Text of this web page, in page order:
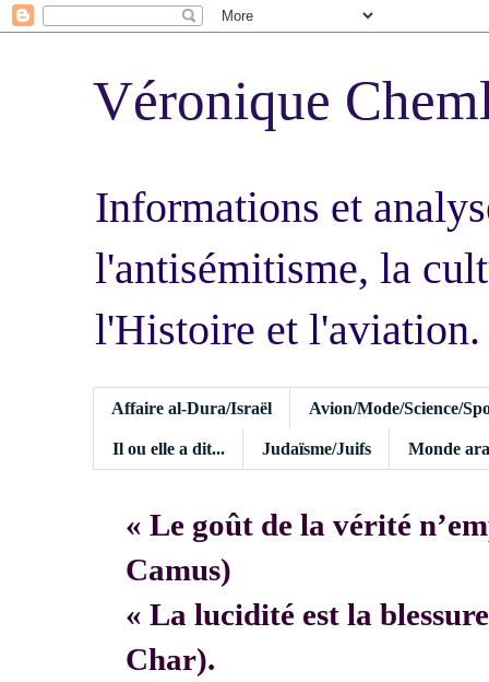
Véronique
Informations et
l'antisémitisme, la
l'Histoire et l'aviation.
Affaire al-Dura/Israël Avion/Mode/Science/
Il ou elle a dit... Judaïsme/Juifs Monde
« Le goût de la vérité
Camus)
« La lucidité est la
Char).